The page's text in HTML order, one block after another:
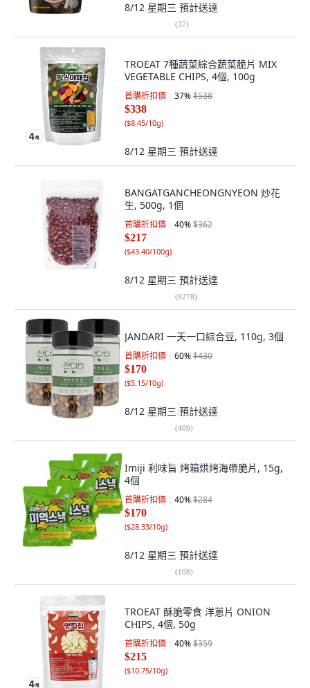
8/12 星期三 預計送達
(37)
TROEAT 7種蔬菜綜合蔬菜脆片 MIX
VEGETABLE CHIPS, 4個, 100g
首購折扣價 37%$538
$338
($8.45/10g)
8/12 星期三 預計送達
BANGATGANCHEONGNYEON 炒花
生, 500g, 1個
首購折扣價 40%$362
$217
($43.40/100g)
8/12 星期三 預計送達
(9278)
JANDARI 一天一口綜合豆, 110g, 3個
首購折扣價 60%$430
$170
($5.15/10g)
8/12 星期三 預計送達
(409)
Imiji 利味旨 烤箱烘烤海帶脆片, 15g,
4個
首購折扣價 40%$284
$170
($28.33/10g)
8/12 星期三 預計送達
(108)
TROEAT 酥脆零食 洋蔥片 ONION
CHIPS, 4個, 50g
首購折扣價 40%$359
$215
($10.75/10g)